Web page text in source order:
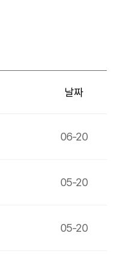
날짜
06-20
05-20
05-20